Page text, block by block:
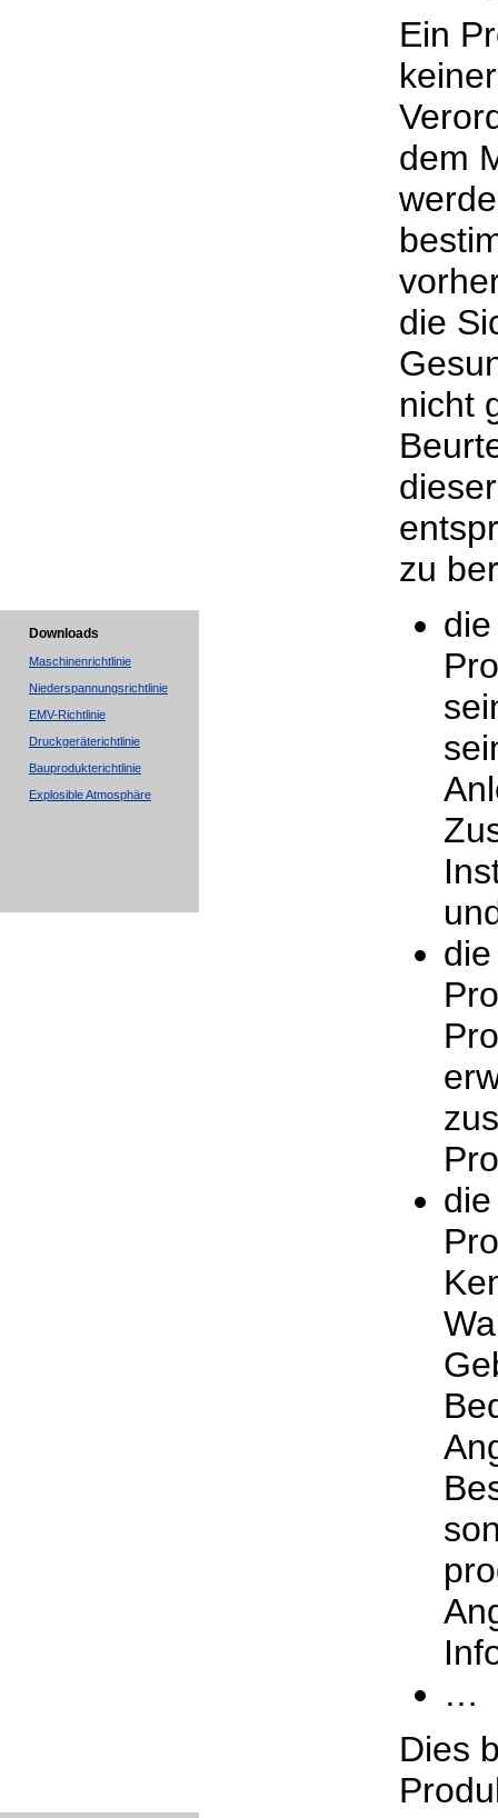
Ein
dem
die
nicht
zu
…
Dies
Downloads
Maschinenrichtlinie
Niederspannungsrichtlinie
EMV-Richtlinie
Druckgeräterichtlinie
Bauprodukterichtlinie
Explosible Atmosphäre